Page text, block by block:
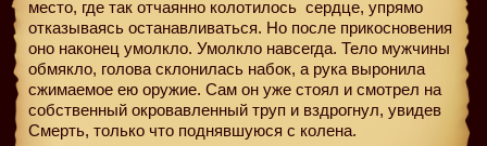
место, где так отчаянно колотилось сердце, упрямо
отказываясь останавливаться. Но после прикосновения
оно наконец умолкло. Умолкло навсегда. Тело мужчины
обмякло, голова склонилась набок, а рука выронила
сжимаемое ею оружие. Сам он уже стоял и смотрел на
собственный окровавленный труп и вздрогнул, увидев
Смерть, только что поднявшуюся с колена.